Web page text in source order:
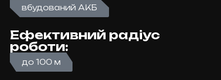
вбудований АКБ
Ефективний радіус
роботи:
до 100 м